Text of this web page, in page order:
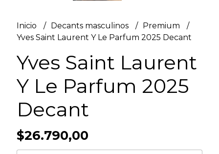
Inicio Decants masculinos
Premium
Yves Saint Laurent Y Le Parfum 2025 Decant
Yves Saint Laurent
Y Le Parfum 2025
Decant
$26.790,00